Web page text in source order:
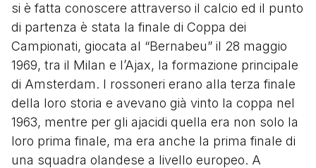
si è fatta conoscere attraverso il calcio ed il punto
di partenza è stata la finale di Coppa dei
Campionati, giocata al “Bernabeu” il 28 maggio
1969, tra il Milan e l’Ajax, la formazione principale
di Amsterdam. I rossoneri erano alla terza finale
della loro storia e avevano già vinto la coppa nel
1963, mentre per gli ajacidi quella era non solo la
loro prima finale, ma era anche la prima finale di
una squadra olandese a livello europeo. A